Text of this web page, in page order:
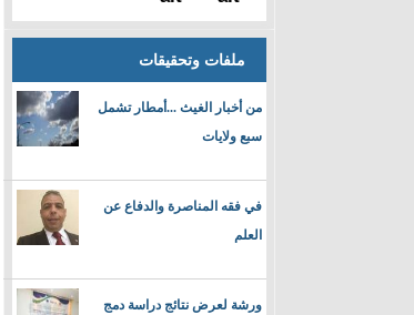
ملفات وتحقيقات
من أخبار الغيث ...أمطار تشمل
سبع ولايات
في فقه المناصرة والدفاع عن
العلم
ورشة لعرض نتائج دراسة دمج